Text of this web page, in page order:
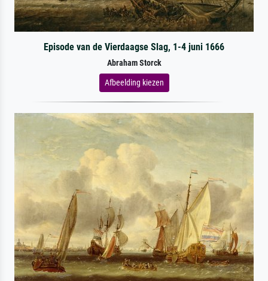
Episode van de Vierdaagse Slag, 1-4 juni 1666
Abraham Storck
Afbeelding kiezen